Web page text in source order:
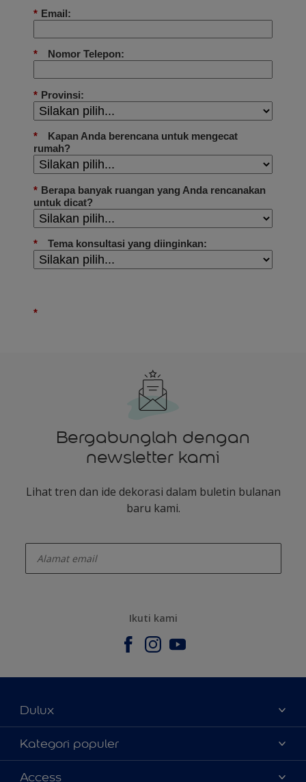
Bergabunglah dengan
newsletter kami
Lihat tren dan ide dekorasi dalam buletin bulanan
baru kami.
Ikuti kami
Dulux
Tentang Kami
Contact us
Kategori populer
Warna
Access